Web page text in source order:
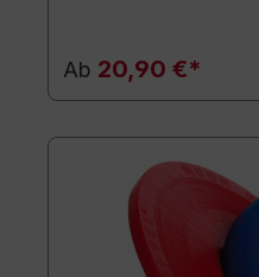
Ab 20,90 €*